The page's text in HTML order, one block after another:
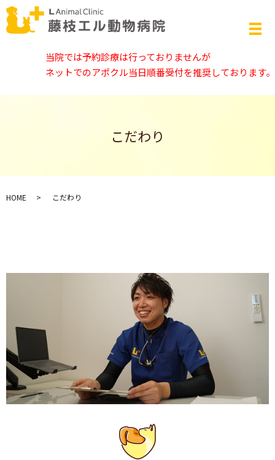
当院では予約診療は行っておりませんが
ネットでのアポクル当日順番受付を推奨しております。
こだわり
HOME こだわり